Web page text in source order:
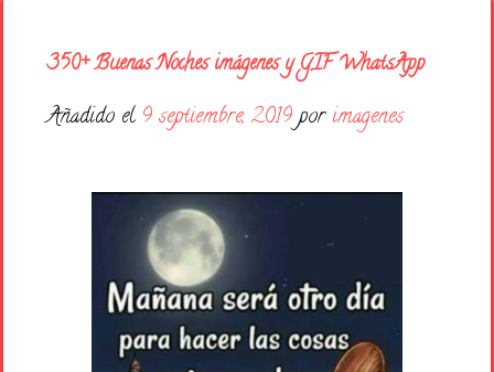
Días de la Semana
Buenas Noches
Feliz Cumpleaños
350+ Buenas Noches imágenes y GIF WhatsApp
Añadido el 9 septiembre, 2019 por imagenes